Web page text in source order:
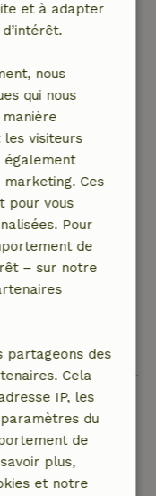
tu as droit à un
de la
un
voyage et un
:
remboursement
:
jour de
construction
et à adapter
nous
qui nous
visiteurs
également
marketing. Ces
pour vous
Pour
de
– sur notre
partageons des
Cela
IP, les
du
de
plus,
et notre